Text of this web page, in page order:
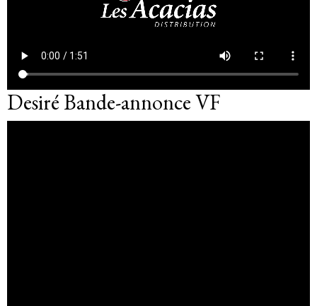
Desiré Bande-annonce VF